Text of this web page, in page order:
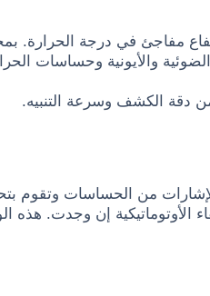
مفاجئ في درجة
والأيونية وحساسات الحرارة
دقة الكشف وسرعة التنبيه.
من الحساسات وتقوم
الأوتوماتيكية إن وجدت.